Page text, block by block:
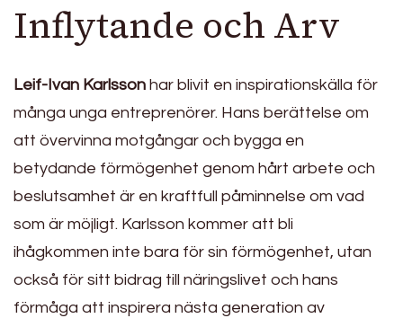
Inflytande och Arv
Leif-Ivan Karlsson har blivit en inspirationskälla för
många unga entreprenörer. Hans berättelse om
att övervinna motgångar och bygga en
betydande förmögenhet genom hårt arbete och
beslutsamhet är en kraftfull påminnelse om vad
som är möjligt. Karlsson kommer att bli
ihågkommen inte bara för sin förmögenhet, utan
också för sitt bidrag till näringslivet och hans
förmåga att inspirera nästa generation av